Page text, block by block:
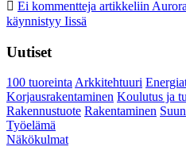
Ei kommentteja artikkeliin
käynnistyy Iissä
Uutiset
100 tuoreintaArkkitehtuuri
Korjausrakentaminen Koulutus ja
Rakennustuote Rakentaminen
Työelämä
Näkökulmat